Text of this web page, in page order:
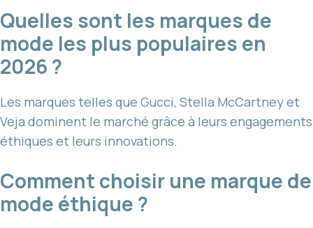
Quelles sont les marques de
mode les plus populaires en
2026 ?
Les marques telles que Gucci, Stella McCartney et
Veja dominent le marché grâce à leurs engagements
éthiques et leurs innovations.
Comment choisir une marque de
mode éthique ?